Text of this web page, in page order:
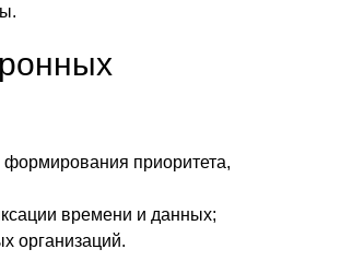
приоритета,
времени и данных;
организаций.